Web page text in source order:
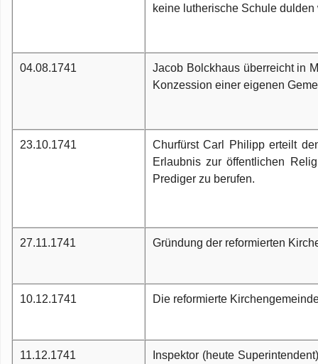
keine lutherische Schule dulden
04.08.1741
Jacob Bolckhaus überreicht in
Konzession einer eigenen
23.10.1741
Churfürst Carl Philipp erteilt
Erlaubnis zur öffentlichen
Prediger zu berufen.
27.11.1741 Gründung der reformierten
10.12.1741 Die reformierte
11.12.1741
Inspektor (heute